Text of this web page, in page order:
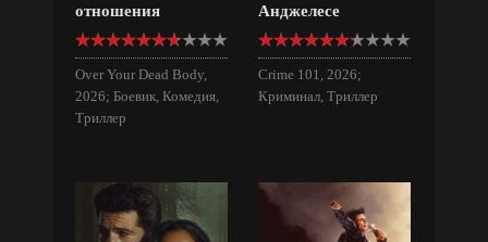
отношения
Over Your Dead Body,
2026; Боевик, Комедия,
Триллер
Анджелесе
Crime 101, 2026;
Криминал, Триллер